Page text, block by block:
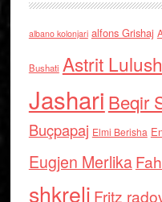
albano kolonjari alfons Grishaj
Bushati Astrit
Jashari Beqir
Buçpapaj Elmi Berisha
Eugjen Merlika
shkreli Fritz